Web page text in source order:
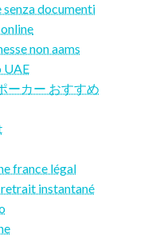
senza documenti
non aams
UAE
ーカー おすすめ
france légal
instantané